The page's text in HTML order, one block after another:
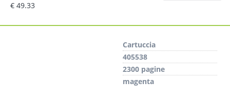
€ 49.33
Cartuccia
405538
2300 pagine
magenta